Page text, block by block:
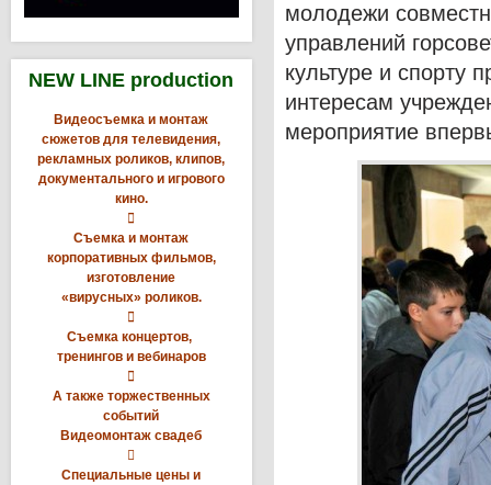
NEW LINE production
Видеосъемка и монтаж
сюжетов для телевидения,
рекламных роликов, клипов,
документального и игрового
кино.

Съемка и монтаж
корпоративных фильмов,
изготовление
«вирусных» роликов.

Съемка концертов,
тренингов и вебинаров

А также торжественных
событий
Видеомонтаж свадеб

Специальные цены и
молодежи
управлений
культуре и спорту
интересам
мероприятие